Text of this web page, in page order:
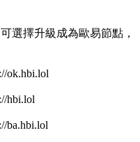
選擇升級成為歐易節點，
ok.hbi.lol
hbi.lol
ba.hbi.lol